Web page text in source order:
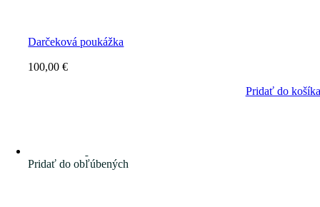
Darčeková poukážka
100,00€
Pridať do košíka
Pridať do obľúbených